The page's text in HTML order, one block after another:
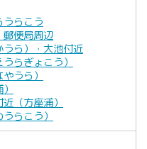
らこう
郵便局周辺
ら）・大池付近
らぎょこう）
うら）
（方座浦）
らこう）